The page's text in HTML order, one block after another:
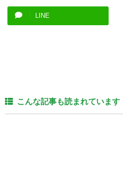
LINE
こんな記事も読まれています